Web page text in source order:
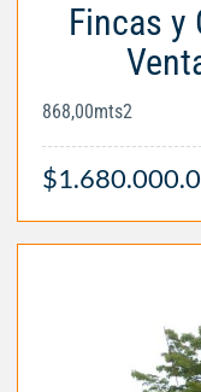
Fincas y
868,00mts2